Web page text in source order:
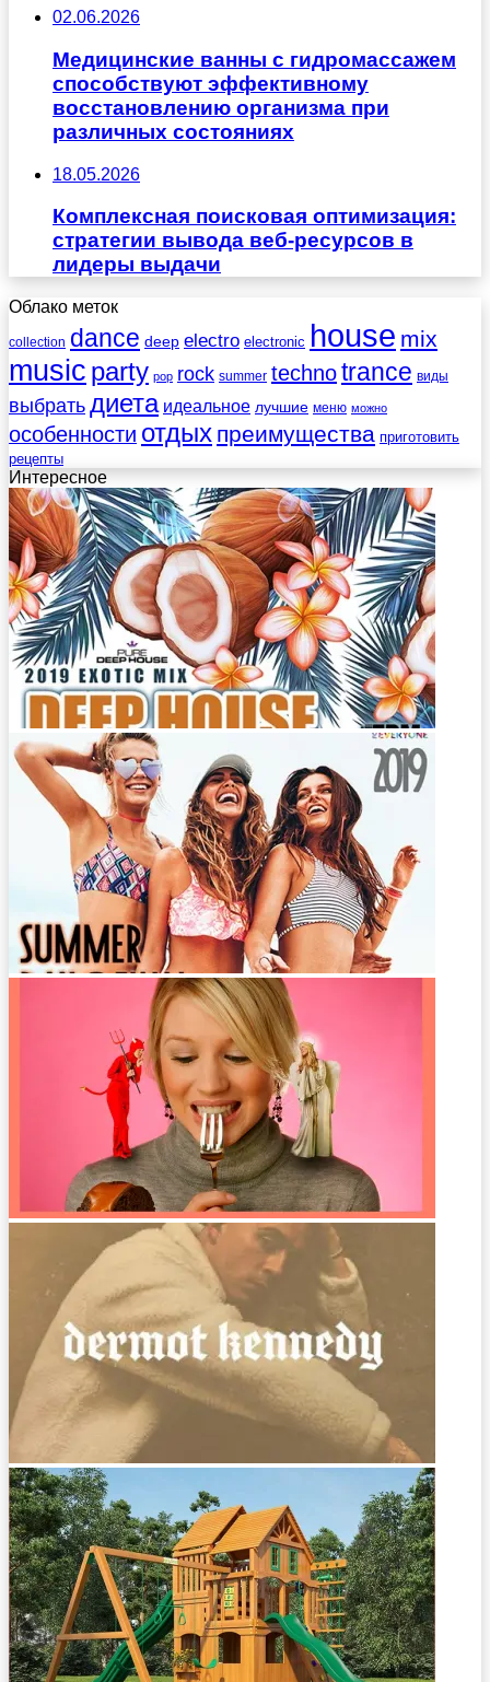
02.06.2026
Медицинские ванны с гидромассажем
способствуют эффективному
восстановлению организма при
различных состояниях
18.05.2026
Комплексная поисковая оптимизация:
стратегии вывода веб-ресурсов в
лидеры выдачи
Облако меток
collection dance deep electro electronic house mix
music party pop rock summer technotrance виды
выбратьдиета идеальное лучшие меню можно
особенности отдых преимущества приготовить
рецепты
Интересное